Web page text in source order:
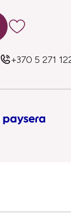
+370 5 271